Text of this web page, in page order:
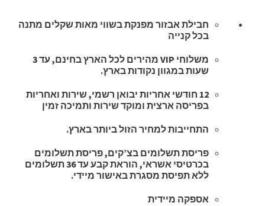
חבילת אבזור מפנקת בשווי מאות שקלים מתנה
בכל קנייה
משלוחי VIP מהירים לכל הארץ בחינם, עד 3
שעות במגוון נקודות בארץ.
12 חודשי אחריות יבואן רשמי, שירות ואחריות
בפריסה ארצית ומוקד שירות ותמיכה זמין
התחייבות למחיר הזול ביותר בארץ.
פריסת תשלומים בצ’קים, פריסת תשלומים
בכרטיסי אשראי, הוראת קבע עד 36 תשלומים
ללא תפיסת מסגרת באישור מיידי.
אספקה מיידית